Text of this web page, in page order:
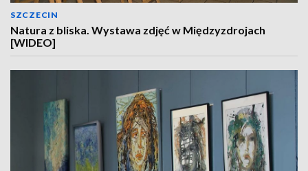
SZCZECIN
Natura z bliska. Wystawa zdjęć w Międzyzdrojach
[WIDEO]